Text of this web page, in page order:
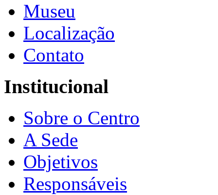
Museu
Localização
Contato
Institucional
Sobre o Centro
A Sede
Objetivos
Responsáveis